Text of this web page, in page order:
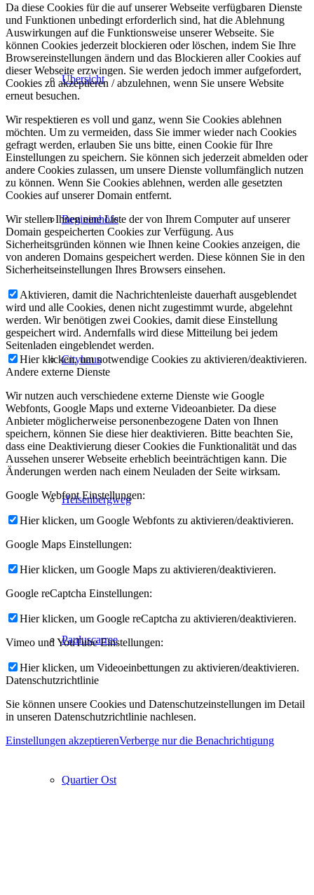
Übersicht
Beginenhöfe
Cityhaus
Heisenbergweg
Pauluscarree
Quartier Ost
Da diese Cookies für die auf unserer Webseite verfügbaren Dienste
und Funktionen unbedingt erforderlich sind, hat die Ablehnung
Auswirkungen auf die Funktionsweise unserer Webseite. Sie
können Cookies jederzeit blockieren oder löschen, indem Sie Ihre
Browsereinstellungen ändern und das Blockieren aller Cookies auf
dieser Webseite erzwingen. Sie werden jedoch immer aufgefordert,
Cookies zu akzeptieren / abzulehnen, wenn Sie unsere Website
erneut besuchen.
Wir respektieren es voll und ganz, wenn Sie Cookies ablehnen
möchten. Um zu vermeiden, dass Sie immer wieder nach Cookies
gefragt werden, erlauben Sie uns bitte, einen Cookie für Ihre
Einstellungen zu speichern. Sie können sich jederzeit abmelden oder
andere Cookies zulassen, um unsere Dienste vollumfänglich nutzen
zu können. Wenn Sie Cookies ablehnen, werden alle gesetzten
Cookies auf unserer Domain entfernt.
Wir stellen Ihnen eine Liste der von Ihrem Computer auf unserer
Domain gespeicherten Cookies zur Verfügung. Aus
Sicherheitsgründen können wie Ihnen keine Cookies anzeigen, die
von anderen Domains gespeichert werden. Diese können Sie in den
Sicherheitseinstellungen Ihres Browsers einsehen.
Aktivieren, damit die Nachrichtenleiste dauerhaft ausgeblendet
wird und alle Cookies, denen nicht zugestimmt wurde, abgelehnt
werden. Wir benötigen zwei Cookies, damit diese Einstellung
gespeichert wird. Andernfalls wird diese Mitteilung bei jedem
Seitenladen eingeblendet werden.
Hier klicken, um notwendige Cookies zu aktivieren/deaktivieren.
Andere externe Dienste
Wir nutzen auch verschiedene externe Dienste wie Google
Webfonts, Google Maps und externe Videoanbieter. Da diese
Anbieter möglicherweise personenbezogene Daten von Ihnen
speichern, können Sie diese hier deaktivieren. Bitte beachten Sie,
dass eine Deaktivierung dieser Cookies die Funktionalität und das
Aussehen unserer Webseite erheblich beeinträchtigen kann. Die
Änderungen werden nach einem Neuladen der Seite wirksam.
Google Webfont Einstellungen:
Hier klicken, um Google Webfonts zu aktivieren/deaktivieren.
Google Maps Einstellungen:
Hier klicken, um Google Maps zu aktivieren/deaktivieren.
Google reCaptcha Einstellungen:
Hier klicken, um Google reCaptcha zu aktivieren/deaktivieren.
Vimeo und YouTube Einstellungen:
Hier klicken, um Videoeinbettungen zu aktivieren/deaktivieren.
Datenschutzrichtlinie
Sie können unsere Cookies und Datenschutzeinstellungen im Detail
in unseren Datenschutzrichtlinie nachlesen.
Einstellungen akzeptierenVerberge nur die Benachrichtigung